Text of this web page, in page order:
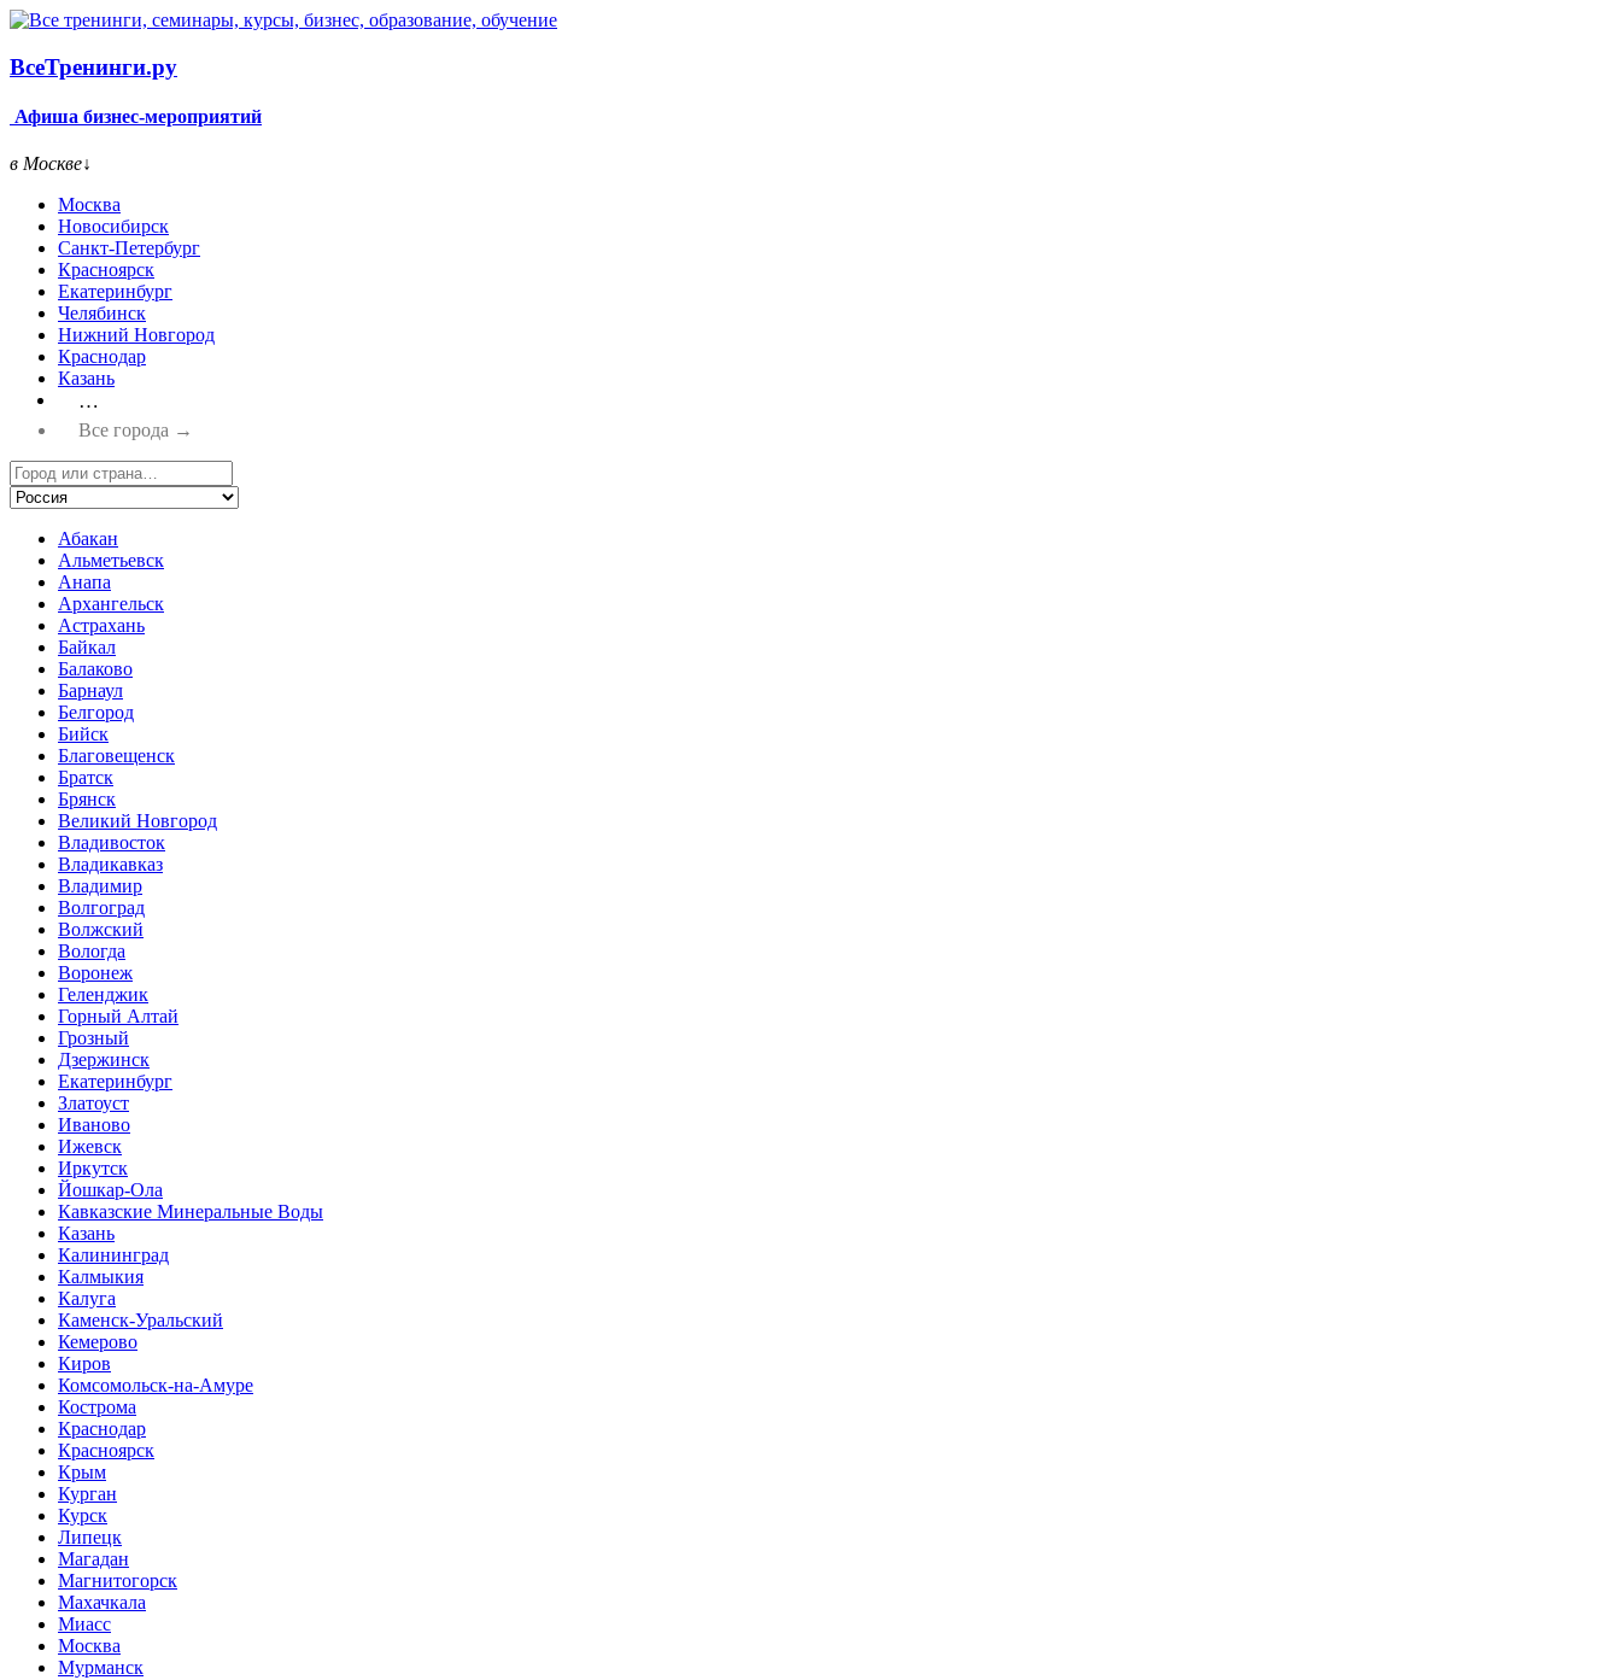
ВсеТренинги.ру
Афиша бизнес-мероприятий
в Москве↓
Москва
Новосибирск
Санкт-Петербург
Красноярск
Екатеринбург
Челябинск
Нижний Новгород
Краснодар
Казань
…
Все города →
Абакан
Альметьевск
Анапа
Архангельск
Астрахань
Байкал
Балаково
Барнаул
Белгород
Бийск
Благовещенск
Братск
Брянск
Великий Новгород
Владивосток
Владикавказ
Владимир
Волгоград
Волжский
Вологда
Воронеж
Геленджик
Горный Алтай
Грозный
Дзержинск
Екатеринбург
Златоуст
Иваново
Ижевск
Иркутск
Йошкар-Ола
Кавказские Минеральные Воды
Казань
Калининград
Калмыкия
Калуга
Каменск-Уральский
Кемерово
Киров
Комсомольск-на-Амуре
Кострома
Краснодар
Красноярск
Крым
Курган
Курск
Липецк
Магадан
Магнитогорск
Махачкала
Миасс
Москва
Мурманск